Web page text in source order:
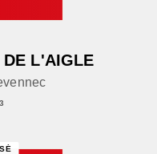
DE L'AIGLE